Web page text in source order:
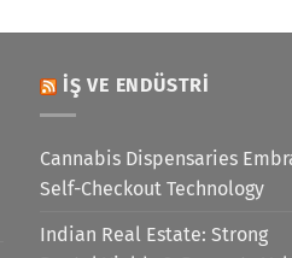
İŞ VE ENDÜSTRI
Cannabis Dispensaries
Self-Checkout Technology
Indian Real Estate: Strong